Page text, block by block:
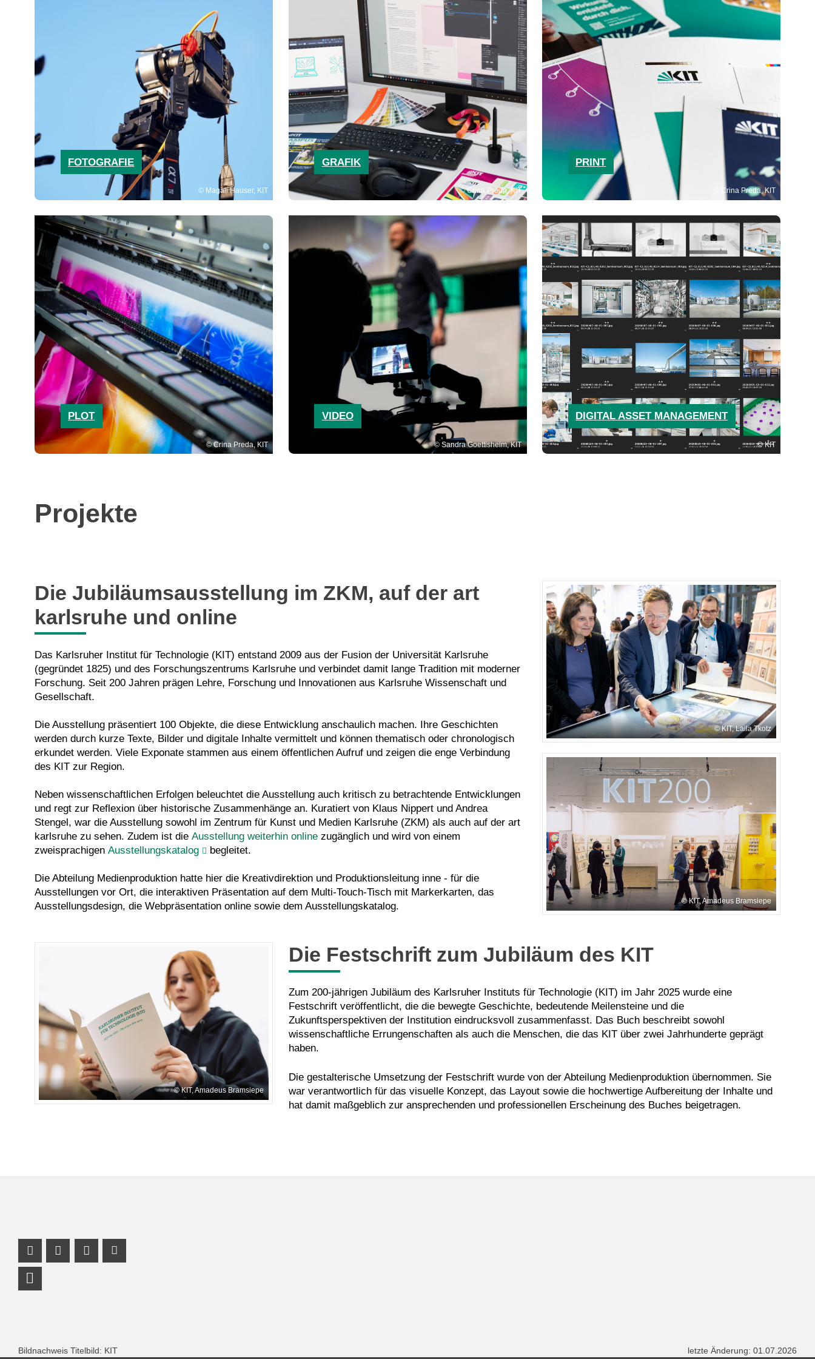
Magali Hauser, KIT
FOTOGRAFIE
Crina Preda, KIT
GRAFIK
Crina Preda, KIT
PRINT
Crina Preda, KIT
PLOT
Sandra Goettisheim, KIT
VIDEO
KIT
DIGITAL ASSET MANAGEMENT
Projekte
Die Jubiläumsausstellung im ZKM, auf der art
karlsruhe und online
Das Karlsruher Institut für Technologie (KIT) entstand 2009 aus der Fusion der Universität Karlsruhe
(gegründet 1825) und des Forschungszentrums Karlsruhe und verbindet damit lange Tradition mit moderner
Forschung. Seit 200 Jahren prägen Lehre, Forschung und Innovationen aus Karlsruhe Wissenschaft und
Gesellschaft.
Die Ausstellung präsentiert 100 Objekte, die diese Entwicklung anschaulich machen. Ihre Geschichten
werden durch kurze Texte, Bilder und digitale Inhalte vermittelt und können thematisch oder chronologisch
erkundet werden. Viele Exponate stammen aus einem öffentlichen Aufruf und zeigen die enge Verbindung
des KIT zur Region.
Neben wissenschaftlichen Erfolgen beleuchtet die Ausstellung auch kritisch zu betrachtende Entwicklungen
und regt zur Reflexion über historische Zusammenhänge an. Kuratiert von Klaus Nippert und Andrea
Stengel, war die Ausstellung sowohl im Zentrum für Kunst und Medien Karlsruhe (ZKM) als auch auf der art
karlsruhe zu sehen. Zudem ist die Ausstellung weiterhin online zugänglich und wird von einem
zweisprachigen Ausstellungskatalog begleitet.
Die Abteilung Medienproduktion hatte hier die Kreativdirektion und Produktionsleitung inne - für die
Ausstellungen vor Ort, die interaktiven Präsentation auf dem Multi-Touch-Tisch mit Markerkarten, das
Ausstellungsdesign, die Webpräsentation online sowie dem Ausstellungskatalog.
KIT, Laila Tkotz
KIT, Amadeus Bramsiepe
KIT, Amadeus Bramsiepe
Die Festschrift zum Jubiläum des KIT
Zum 200-jährigen Jubiläum des Karlsruher Instituts für Technologie (KIT) im Jahr 2025 wurde eine
Festschrift veröffentlicht, die die bewegte Geschichte, bedeutende Meilensteine und die
Zukunftsperspektiven der Institution eindrucksvoll zusammenfasst. Das Buch beschreibt sowohl
wissenschaftliche Errungenschaften als auch die Menschen, die das KIT über zwei Jahrhunderte geprägt
haben.
Die gestalterische Umsetzung der Festschrift wurde von der Abteilung Medienproduktion übernommen. Sie
war verantwortlich für das visuelle Konzept, das Layout sowie die hochwertige Aufbereitung der Inhalte und
hat damit maßgeblich zur ansprechenden und professionellen Erscheinung des Buches beigetragen.
Facebook Profil
Instagram Profil
Profil Mastodon
Youtube Profil
LinkedIn Profil
Bildnachweis Titelbild: KIT letzte Änderung: 01.07.2026